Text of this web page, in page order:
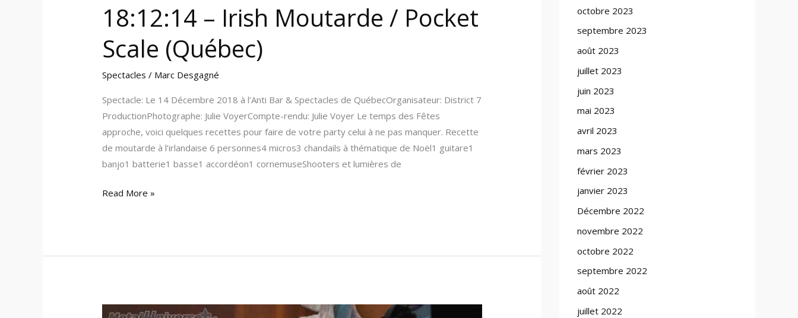
18:12:14 – Irish Moutarde / Pocket
Scale (Québec)
Spectacles / Marc Desgagné
Spectacle: Le 14 Décembre 2018 à l’Anti Bar & Spectacles de QuébecOrganisateur: District 7
ProductionPhotographe: Julie VoyerCompte-rendu: Julie Voyer Le temps des Fêtes
approche, voici quelques recettes pour faire de votre party celui à ne pas manquer. Recette
de moutarde à l’irlandaise 6 personnes4 micros3 chandails à thématique de Noël1 guitare1
banjo1 batterie1 basse1 accordéon1 cornemuseShooters et lumières de
Read More »
17:09:09
octobre 2023
septembre 2023
août 2023
juillet 2023
juin 2023
mai 2023
avril 2023
mars 2023
février 2023
janvier 2023
Décembre 2022
novembre 2022
octobre 2022
septembre 2022
août 2022
juillet 2022